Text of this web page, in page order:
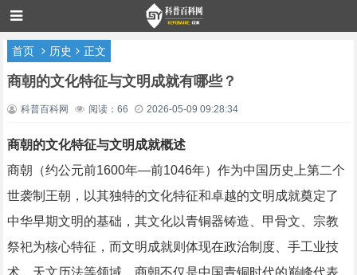
首页 历史 正文
商朝的文化特征与文明成就有哪些？
科普百科网 阅读：66 2026-05-09 09:28:34
商朝的文化特征与文明成就概述
商朝（约公元前1600年—前1046年）作为中国历史上第二个
世袭制王朝，以其独特的文化特征和卓越的文明成就奠定了
中华早期文明的基础，其文化以青铜器铸造、甲骨文、宗教
祭祀为核心特征，而文明成就则体现在政治制度、手工业技
术、天文历法等领域，商朝不仅是中国青铜时代的巅峰代表,